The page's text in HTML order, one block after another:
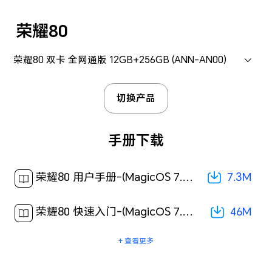
荣耀80
荣耀80 双卡 全网通版 12GB+256GB (ANN-AN00)
切换产品
手册下载
荣耀80 用户手册-(MagicOS 7.0_02,zh-cn)[ 7.3M ] 7.3M
荣耀80 快速入门-(MagicOS 7.0_01,zh-cn)[ 46M ] 46M
+ 查看更多